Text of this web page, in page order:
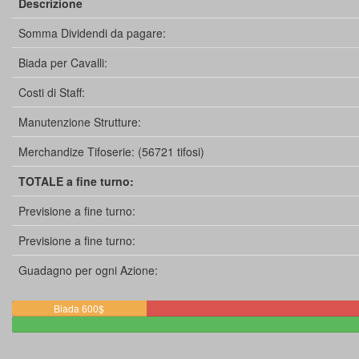
Descrizione
Somma Dividendi da pagare:
Biada per Cavalli:
Costi di Staff:
Manutenzione Strutture:
Merchandize Tifoserie: (56721 tifosi)
TOTALE a fine turno:
Previsione a fine turno:
Previsione a fine turno:
Guadagno per ogni Azione:
Biada 600$